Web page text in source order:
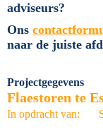
adviseurs?
Ons
naar de juiste
Projectgegevens
Flaestoren te
In opdracht van: